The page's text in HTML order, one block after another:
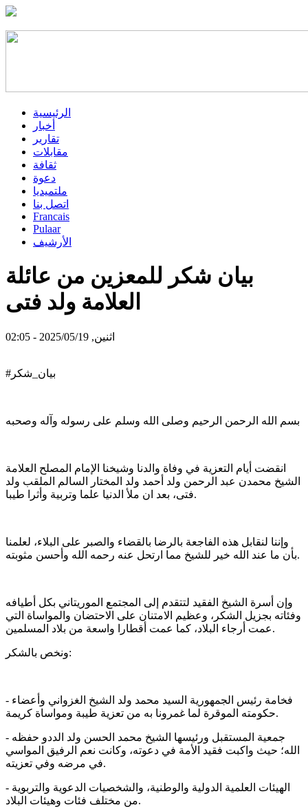
الرئيسية
أخبار
تقارير
مقابلات
ثقافة
دعوة
ملتميديا
اتصل بنا
Francais
Pulaar
الأرشيف
بيان شكر للمعزين من عائلة
العلامة ولد فتى
اثنين, 2025/05/19 - 02:05
#بيان_شكر
انقضت أيام التعزية في وفاة والدنا وشيخنا الإمام المصلح العلامة
الشيخ محمدن عبد الرحمن ولد أحمد ولد المختار السالم الملقب ولد
فتى، بعد ان ملأ الدنيا علما وتربية وأثرا طيبا.
وإننا لنقابل ھذه الفاجعة بالرضا بالقضاء والصبر على البلاء، لعلمنا
بأن ما عند الله خير للشيخ مما ارتحل عنه رحمه الله وأحسن مثوبته.
وإن أسرة الشيخ الفقيد لتتقدم إلى المجتمع الموريتاني بكل أطيافه
وفئاته بجزيل الشكر، وعظيم الامتنان على الاحتضان والمواساة التي
عمت أرجاء البلاد، كما عمت أقطارا واسعة من بلاد المسلمين.
ونخص بالشكر:
- فخامة رئيس الجمھورية السيد محمد ولد الشيخ الغزواني وأعضاء
حكومته الموقرة لما غمرونا به من تعزية طيبة ومواساة كريمة.
- جمعية المستقبل ورئيسھا الشيخ محمد الحسن ولد الددو حفظه
الله؛ حيث واكبت فقيد الأمة في دعوته، وكانت نعم الرفيق المواسي
في مرضه وفي تعزيته.⁠
- الھيئات العلمية الدولية والوطنية، والشخصيات الدعوية والتربوية
من مختلف فئات وھيئات البلاد.